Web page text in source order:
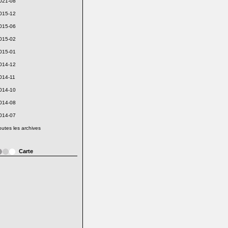
12
06
02
01
12
11
10
08
07
les archives
Carte